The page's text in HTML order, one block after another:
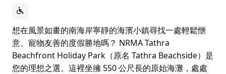
想在風景如畫的南海岸寧靜的海濱小鎮尋找一處輕鬆愜
意、寵物友善的度假勝地嗎？ NRMA Tathra
Beachfront Holiday Park（原名 Tathra Beachside）是
您的理想之選。這裡坐擁 550 公尺長的原始海灘，處處